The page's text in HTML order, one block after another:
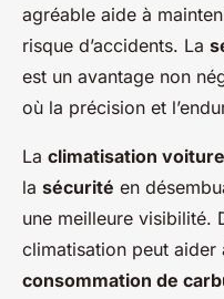
agréable aide à
risque d’accidents. La
est un avantage non
où la précision et
La climatisation voiture
la sécurité en
une meilleure visibilité.
climatisation peut aider
consommation de